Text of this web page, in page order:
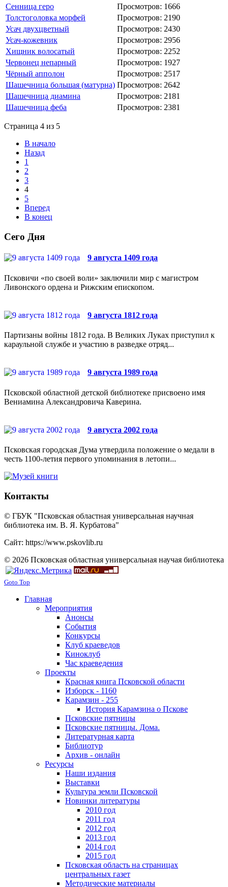
Сенница геро
Просмотров: 1666
Толстоголовка морфей
Просмотров: 2190
Усач двухцветный
Просмотров: 2430
Усач-кожевник
Просмотров: 2956
Хищник волосатый
Просмотров: 2252
Червонец непарный
Просмотров: 1927
Чёрный апполон
Просмотров: 2517
Шашечница большая (матурна) Просмотров: 2642
Шашечница диамина
Просмотров: 2181
Шашечница феба
Просмотров: 2381
Страница 4 из 5
В начало
Назад
1
2
3
4
5
Вперед
В конец
Сего Дня
9 августа 1409 года
Псковичи «по своей воли» заключили мир с магистром
Ливонского ордена и Рижским епископом.
9 августа 1812 года
Партизаны войны 1812 года. В Великих Луках приступил к
караульной службе и участию в разведке отряд...
9 августа 1989 года
Псковской областной детской библиотеке присвоено имя
Вениамина Александровича Каверина.
9 августа 2002 года
Псковская городская Дума утвердила положение о медали в
честь 1100-летия первого упоминания в летопи...
Контакты
© ГБУК "Псковская областная универсальная научная
библиотека им. В. Я. Курбатова"
Сайт: https://www.pskovlib.ru
© 2026 Псковская областная универсальная научая библиотека
Goto Top
Главная
Мероприятия
Анонсы
События
Конкурсы
Клуб краеведов
Киноклуб
Час краеведения
Проекты
Красная книга Псковской области
Изборск - 1160
Карамзин - 255
История Карамзина о Пскове
Псковские пятницы
Псковские пятницы. Дома.
Литературная карта
Библиотур
Архив - онлайн
Ресурсы
Наши издания
Выставки
Культура земли Псковской
Новинки литературы
2010 год
2011 год
2012 год
2013 год
2014 год
2015 год
Псковская область на страницах
центральных газет
Методические материалы